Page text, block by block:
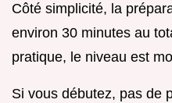
Côté simplicité, la
environ 30 minutes au
pratique, le niveau est
Si vous débutez, pas de